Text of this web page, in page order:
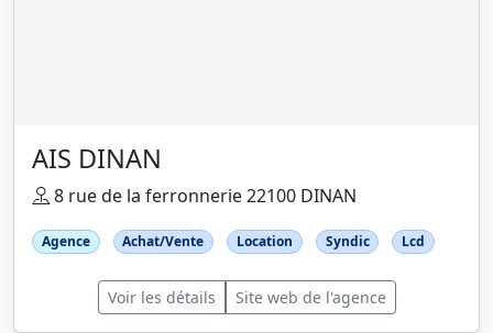
AIS DINAN
8 rue de la ferronnerie 22100 DINAN
Agence Achat/Vente Location Syndic Lcd
Voir les détails Site web de l'agence